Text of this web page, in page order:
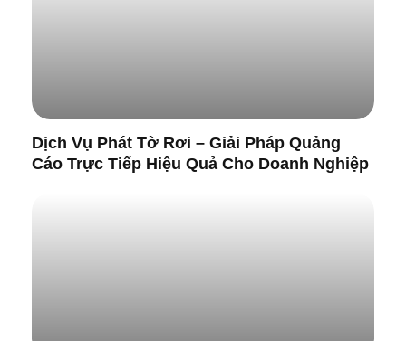
Dịch Vụ Phát Tờ Rơi – Giải Pháp Quảng
Cáo Trực Tiếp Hiệu Quả Cho Doanh Nghiệp